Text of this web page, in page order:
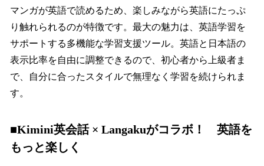
マンガが英語で読めるため、楽しみながら英語にたっぷ
り触れられるのが特徴です。最大の魅力は、英語学習を
サポートする多機能な学習支援ツール。英語と日本語の
表示比率を自由に調整できるので、初心者から上級者ま
で、自分に合ったスタイルで無理なく学習を続けられま
す。
■Kimini英会話 × Langakuがコラボ！ 英語を
もっと楽しく